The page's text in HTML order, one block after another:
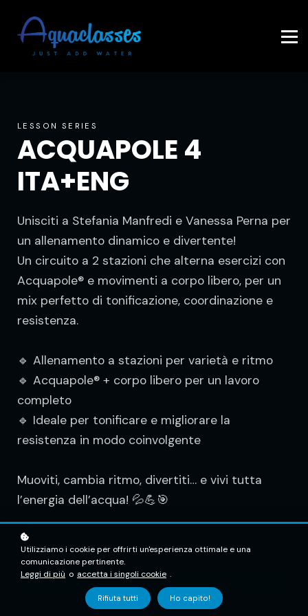
Accedi
LESSON SERIES
ACQUAPOLE 4
ITA+ENG
Unisciti a Stefania Manfredi e Vanessa Perna per
un allenamento dinamico e divertente!
Un circuito a 2 stazioni che alterna esercizi con
Acquapole® e movimenti a corpo libero, per un
mix perfetto di tonificazione, coordinazione e
resistenza.
🔹 Allenamento a stazioni per varietà e ritmo
🔹 Acquapole® + corpo libero per un lavoro
completo
🔹 Ideale per tonificare e migliorare la
resistenza in modo coinvolgente
Muoviti, cambia ritmo, divertiti… e vivi tutta
l’energia dell’acqua! 💦💪🎯
WARNING !! è in doppia lingua
Aggiungi al carrello
Utilizziamo i cookie per offrirti un'esperienza ottimale e una
comunicazione pertinente.
Leggi di più o accetta i singoli cookie .
Rifiuta tutti Ho capito!